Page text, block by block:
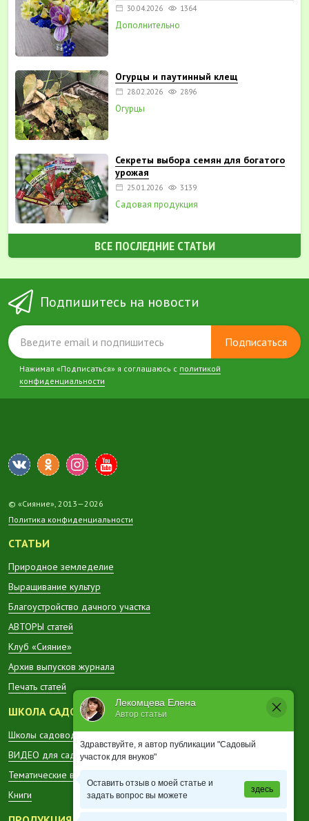
Лекомцева Елена
Автор статьи
Здравствуйте, я автор публикации "Садовый
участок для внуков"
Оставить отзыв о моей статье и
задать вопрос вы можете
здесь
30.04.2026 1364
Дополнительно
Огурцы и паутинный клещ
28.02.2026 2896
Огурцы
Секреты выбора семян для богатого
урожая
25.01.2026 3139
Садовая продукция
ВСЕ ПОСЛЕДНИЕ СТАТЬИ
Подпишитесь на новости
Подписаться
Нажимая «Подписаться» я соглашаюсь с политикой
конфиденциальности
© «Сияние», 2013—2026
Политика конфиденциальности
СТАТЬИ
Природное земледелие
Выращивание культур
Благоустройство дачного участка
АВТОРЫ статей
Клуб «Сияние»
Архив выпусков журнала
Печать статей
ШКОЛА САДОВОДА
Школы садоводов в регионах
ВИДЕО для садоводов
Тематические вестники
Книги